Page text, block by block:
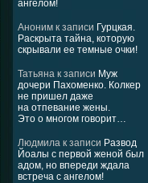
ангелом!
Аноним к записи Гурцкая.
Раскрыта тайна, которую
скрывали ее темные очки!
Татьяна к записи Муж
дочери Пахоменко. Колкер
не пришел даже
на отпевание жены.
Это о многом говорит…
Людмила к записи Развод
Йоалы с первой женой был
адом, но впереди ждала
встреча с ангелом!